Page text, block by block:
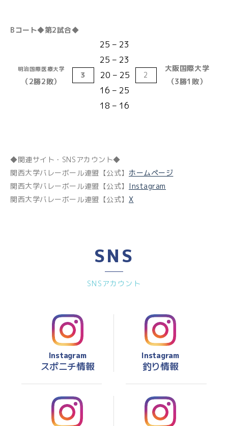
Bコート◆第2試合◆
25 – 23
明治国際医療大学
（2勝2敗）
25 – 23
大阪国際大学
（3勝1敗）
３ 20 – 25 2
16 – 25
18 – 16
◆関連サイト・SNSアカウント◆
関西大学バレーボール連盟 【公式】 ホームページ
関西大学バレーボール連盟 【公式】 Instagram
関西大学バレーボール連盟 【公式】 X
SNS
SNSアカウント
Instagram
スポニチ情報
Instagram
釣り情報